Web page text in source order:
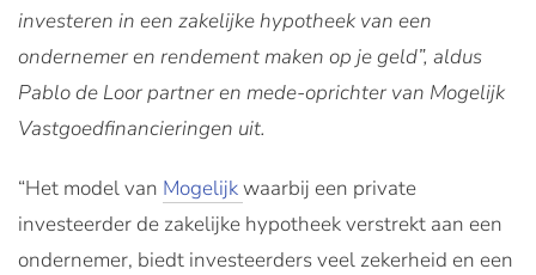
investeren in een zakelijke hypotheek van een
ondernemer en rendement maken op je geld”, aldus
Pablo de Loor partner en mede-oprichter van Mogelijk
Vastgoedfinancieringen uit.
“Het model van Mogelijkwaarbij een private
investeerder de zakelijke hypotheek verstrekt aan een
ondernemer, biedt investeerders veel zekerheid en een